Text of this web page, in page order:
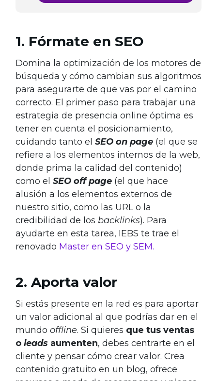
1. Fórmate en SEO
Domina la optimización de los motores de
búsqueda y cómo cambian sus algoritmos
para asegurarte de que vas por el camino
correcto. El primer paso para trabajar una
estrategia de presencia online óptima es
tener en cuenta el posicionamiento,
cuidando tanto el SEO on page (el que se
refiere a los elementos internos de la web,
donde prima la calidad del contenido)
como el SEO off page (el que hace
alusión a los elementos externos de
nuestro sitio, como las URL o la
credibilidad de los backlinks). Para
ayudarte en esta tarea, IEBS te trae el
renovado Master en SEO y SEM.
2. Aporta valor
Si estás presente en la red es para aportar
un valor adicional al que podrías dar en el
mundo offline. Si quieres que tus ventas
o leads aumenten, debes centrarte en el
cliente y pensar cómo crear valor. Crea
contenido gratuito en un blog, ofrece